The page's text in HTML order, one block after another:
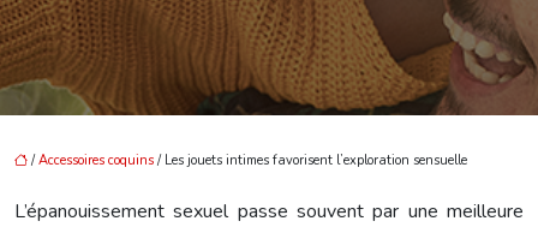
/Accessoires coquins / Les jouets intimes favorisent l’exploration sensuelle
L’épanouissement sexuel passe souvent par une meilleure